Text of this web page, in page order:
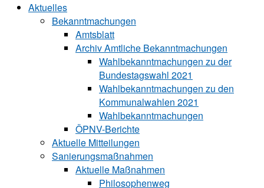
Aktuelles
Bekanntmachungen
Amtsblatt
Archiv Amtliche Bekanntmachungen
Wahlbekanntmachungen zu der
Bundestagswahl 2021
Wahlbekanntmachungen zu den
Kommunalwahlen 2021
Wahlbekanntmachungen
ÖPNV-Berichte
Aktuelle Mitteilungen
Sa‍ni‍erungs‍maß‍nah‍men
Aktuelle Maßnahmen
Philosophenweg